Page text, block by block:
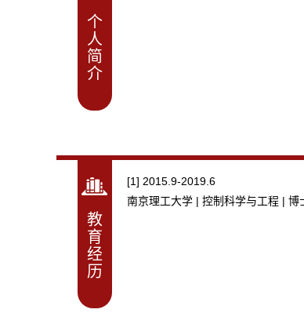
个
人
简
介
教
育
经
历
[1] 2015.9-2019.6
南京理工大学 | 控制科学与工程 | 博